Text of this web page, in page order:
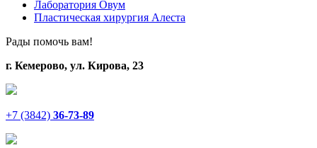
Лаборатория Овум
Пластическая хирургия Алеста
Рады помочь вам!
г. Кемерово, ул. Кирова, 23
+7 (3842) 36-73-89